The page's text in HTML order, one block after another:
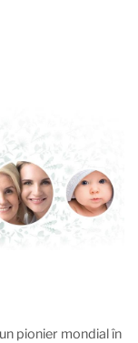
pionier mondial în